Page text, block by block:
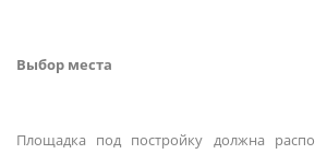
Выбор места
Площадка под постройку должна